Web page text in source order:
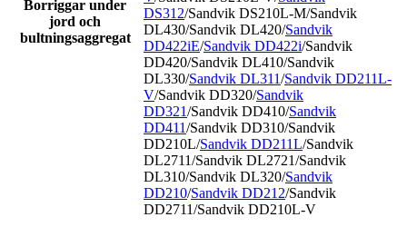
Borriggar under
jord och
bultningsaggregat
DS312/Sandvik DS210L-M/Sandvik
DL430/Sandvik DL420/Sandvik
DD422iE/Sandvik DD422i/Sandvik
DD420/Sandvik DL410/Sandvik
DL330/Sandvik DL311/Sandvik DD211L-
V/Sandvik DD320/Sandvik
DD321/Sandvik DD410/Sandvik
DD411/Sandvik DD310/Sandvik
DD210L/Sandvik DD211L/Sandvik
DL2711/Sandvik DL2721/Sandvik
DL310/Sandvik DL320/Sandvik
DD210/Sandvik DD212/Sandvik
DD2711/Sandvik DD210L-V